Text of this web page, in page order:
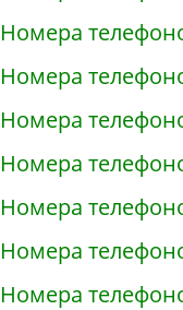
Номера
Номера
Номера
Номера
Номера
Номера
Номера